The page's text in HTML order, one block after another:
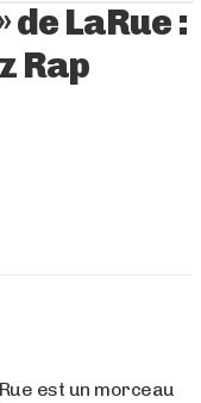
de LaRue :
Rap
est un morceau